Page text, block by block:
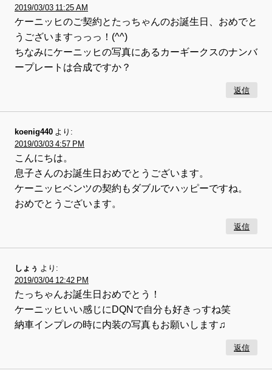
2019/03/03 11:25 AM
ケーニッヒのご契約とたっちゃんのお誕生日、おめでと
うございますっっっ！(^^)
ちなみにケーニッヒの写真にあるカーギークスのナンバ
ープレートは合成ですか？
返信
koenig440 より:
2019/03/03 4:57 PM
こんにちは。
息子さんのお誕生日おめでとうございます。
ケーニッヒベンツの契約もダブルでハッピーですね。
おめでとうございます。
返信
しょぅ
より:
2019/03/04 12:42 PM
たっちゃんお誕生日おめでとう！
ケーニッヒいい感じにDQNで自分も好きっすね笑
納車インプレの時に内装の写真もお願いします♫
返信